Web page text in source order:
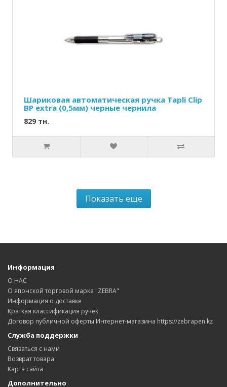
Шариковая автоматическая ручка Tapli Clip
BP extra (0,5мм) черные чернила
829 тн.
Показать еще
Информация
О НАС
О японской торговой марке "ZEBRA"
Информация о доставке
Краткая классификация ручек
Договор публичной оферты Интернет-магазина https://zebrapen.kz
Служба поддержки
Связаться с нами
Возврат товара
Карта сайта
Дополнительно